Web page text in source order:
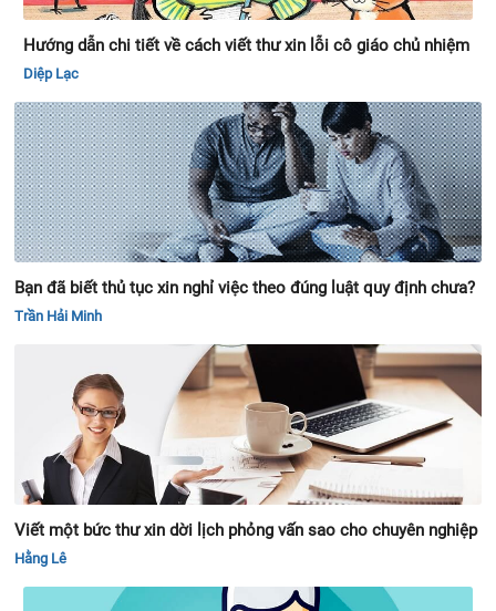
Hướng dẫn chi tiết về cách viết thư xin lỗi cô giáo chủ nhiệm
Diệp Lạc
Bạn đã biết thủ tục xin nghỉ việc theo đúng luật quy định chưa?
Trần Hải Minh
Viết một bức thư xin dời lịch phỏng vấn sao cho chuyên nghiệp
Hằng Lê